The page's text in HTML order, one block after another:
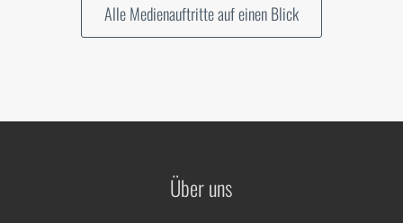
Alle Medienauftritte auf einen Blick
Über uns